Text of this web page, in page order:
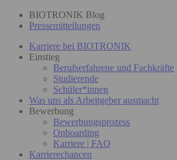
BIOTRONIK Blog
Pressemitteilungen
Karriere bei BIOTRONIK
Einstieg
Berufserfahrene und Fachkräfte
Studierende
Schüler*innen
Was uns als Arbeitgeber ausmacht
Bewerbung
Bewerbungsprozess
Onboarding
Karriere | FAQ
Karrierechancen